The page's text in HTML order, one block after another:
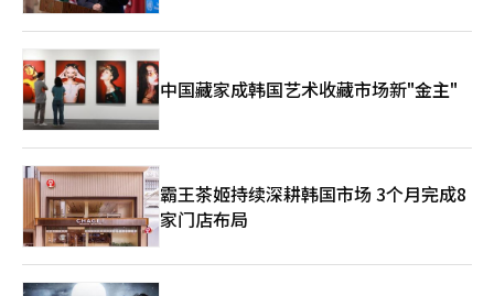
中国藏家成韩国艺术收藏市场新"金主"
霸王茶姬持续深耕韩国市场 3个月完成8
家门店布局